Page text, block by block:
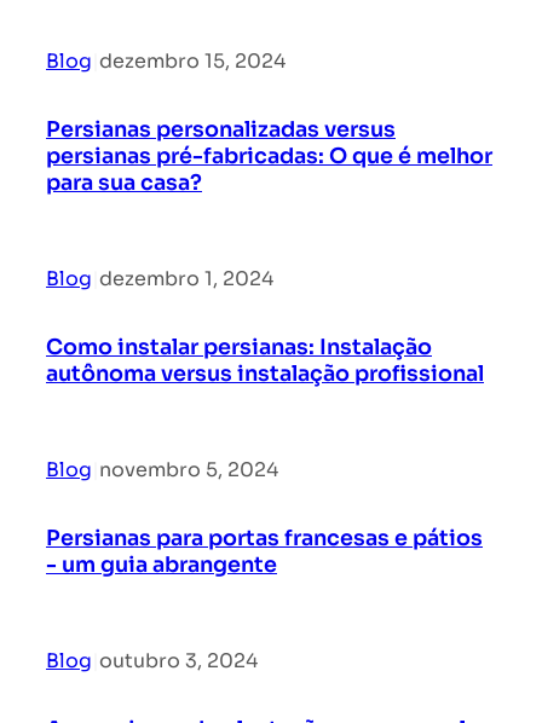
Blog dezembro 15, 2024
Persianas personalizadas versus
persianas pré-fabricadas: O que é melhor
para sua casa?
Blog dezembro 1, 2024
Como instalar persianas: Instalação
autônoma versus instalação profissional
Blog novembro 5, 2024
Persianas para portas francesas e pátios
- um guia abrangente
Blog outubro 3, 2024